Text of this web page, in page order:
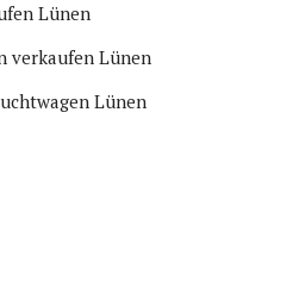
Lünen
verkaufen Lünen
Lünen